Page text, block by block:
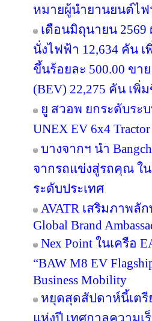
หมายผู้นำยานยนต์ไ
เดือนมิถุนายน 2569
นั่งไฟฟ้า 12,634 คัน
ขึ้นร้อยละ 500.00 ขา
(BEV) 22,275 คัน เพิ่
ยู สวอพ ยกระดับระ
UNEX EV 6x4
บางจากฯ นำ
จากรถแข่งสู่รถคุณ ใน
ระดับประเทศ
AVATR เสริมภาพลั
Global Brand
Nex Point ในเครือ
“BAW M8 EV
Business Mobility
หยุดสุดสัปดาห์นี้เตรี
แห่งปี เทศกาลความเ